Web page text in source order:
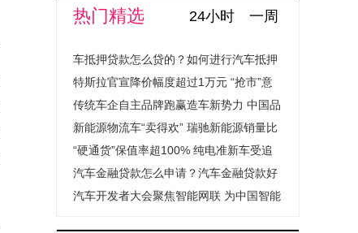
热门精选 24小时 一周
车抵押贷款怎么贷的？如何进行汽车抵押
贷款程序是怎样的？
特斯拉官宣降价幅度超过1万元 “抢市”意
图明显
传统车企自主品牌跑赢造车新势力 中国品
牌8月销量达17254辆占比升至55.5%
新能源物流车“卖得欢” 瑞驰新能源销量比
去年同期增加3703辆
“硬通货”保值率超100% 纯电准新车受追
捧
汽车金融贷款怎么申请？汽车金融贷款好
通过吗？
汽车开发者大会聚焦智能网联 为中国智能